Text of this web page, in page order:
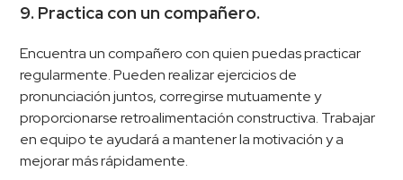
9. Practica con un compañero.
Encuentra un compañero con quien puedas practicar
regularmente. Pueden realizar ejercicios de
pronunciación juntos, corregirse mutuamente y
proporcionarse retroalimentación constructiva. Trabajar
en equipo te ayudará a mantener la motivación y a
mejorar más rápidamente.